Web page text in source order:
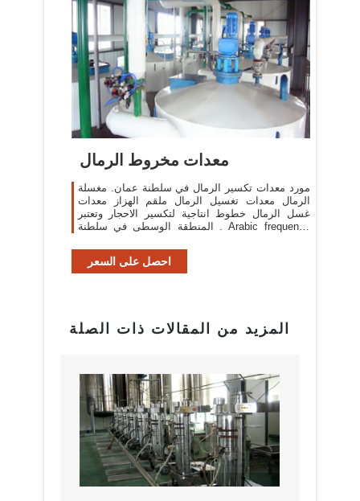
معدات مخروط الرمال
مورد معدات تكسير الرمال في سلطنة عمان. مغسلة
الرمال معدات تغسيل الرمال ملقم الهزاز معدات
غسل الرمال خطوط انتاجية لتكسير الاحجار وتعتبر
المنطقة الوسطى في سلطنة . Arabic frequency
احصل على السعر
المزيد من المقالات ذات الصلة